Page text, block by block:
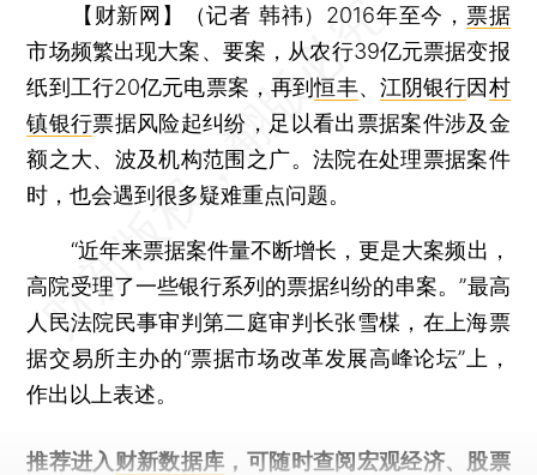
【财新网】（记者 韩祎） 2016年至今， 票据
市场频繁出现大案、要案，从农行39亿元票据变报
纸到工行20亿元电票案，再到恒丰、 江阴银行因村
镇银行票据风险起纠纷，足以看出票据案件涉及金
额之大、波及机构范围之广。法院在处理票据案件
时，也会遇到很多疑难重点问题。
“近年来票据案件量不断增长，更是大案频出，
高院受理了一些银行系列的票据纠纷的串案。”最高
人民法院民事审判第二庭审判长张雪楳，在上海票
据交易所主办的“票据市场改革发展高峰论坛”上，
作出以上表述。
推荐进入 财新数据库 ，可随时查阅宏观经济、股票